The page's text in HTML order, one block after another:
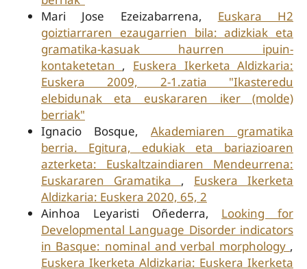
Mari Jose Ezeizabarrena, Euskara H2
goiztiarraren ezaugarrien bila: adizkiak eta
gramatika-kasuak haurren ipuin-
kontaketetan , Euskera Ikerketa Aldizkaria:
Euskera 2009, 2-1.zatia "Ikasteredu
elebidunak eta euskararen iker (molde)
berriak"
Ignacio Bosque,Akademiaren gramatika
berria. Egitura, edukiak eta bariazioaren
azterketa: Euskaltzaindiaren Mendeurrena:
Euskararen Gramatika , Euskera Ikerketa
Aldizkaria: Euskera 2020, 65, 2
Ainhoa Leyaristi Oñederra, Looking for
Developmental Language Disorder indicators
in Basque: nominal and verbal morphology ,
Euskera Ikerketa Aldizkaria: Euskera Ikerketa